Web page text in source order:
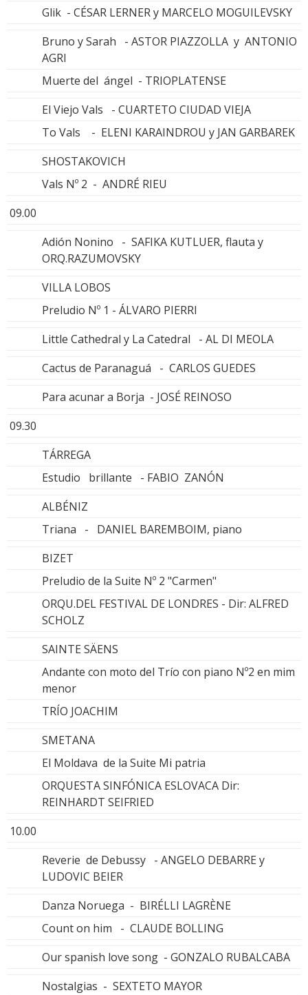
Glik - CÉSAR LERNER y MARCELO MOGUILEVSKY
Bruno y Sarah - ASTOR PIAZZOLLA y ANTONIO
AGRI
Muerte del ángel - TRIOPLATENSE
El Viejo Vals - CUARTETO CIUDAD VIEJA
To Vals - ELENI KARAINDROU y JAN GARBAREK
SHOSTAKOVICH
Vals Nº 2 - ANDRÉ RIEU
09.00
Adión Nonino - SAFIKA KUTLUER, flauta y
ORQ.RAZUMOVSKY
VILLA LOBOS
Preludio Nº 1 - ÁLVARO PIERRI
Little Cathedral y La Catedral - AL DI MEOLA
Cactus de Paranaguá - CARLOS GUEDES
Para acunar a Borja - JOSÉ REINOSO
09.30
TÁRREGA
Estudio brillante - FABIO ZANÓN
ALBÉNIZ
Triana - DANIEL BAREMBOIM, piano
BIZET
Preludio de la Suite Nº 2 "Carmen"
ORQU.DEL FESTIVAL DE LONDRES - Dir: ALFRED
SCHOLZ
SAINTE SÄENS
Andante con moto del Trío con piano Nº2 en mim
menor
TRÍO JOACHIM
SMETANA
El Moldava de la Suite Mi patria
ORQUESTA SINFÓNICA ESLOVACA Dir:
REINHARDT SEIFRIED
10.00
Reverie de Debussy - ANGELO DEBARRE y
LUDOVIC BEIER
Danza Noruega - BIRÉLLI LAGRÈNE
Count on him - CLAUDE BOLLING
Our spanish love song - GONZALO RUBALCABA
Nostalgias - SEXTETO MAYOR